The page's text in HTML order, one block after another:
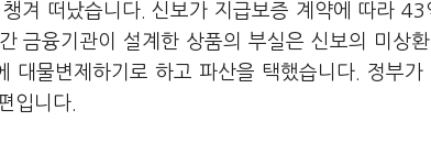
겨 떠났습니다. 신보가 지급보증 계약에 따라
금융기관이 설계한 상품의 부실은 신보의 미상
대물변제하기로 하고 파산을 택했습니다. 정부가
입니다.